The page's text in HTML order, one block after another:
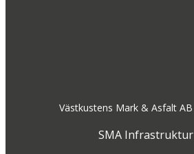
Västkustens Mark & Asfalt
SMA Infrastruktur